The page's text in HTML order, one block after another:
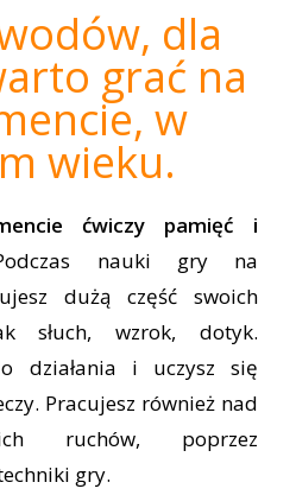
dla
grać na
w
wieku.
ćwiczy pamięć i
nauki gry na
dużą część swoich
słuch, wzrok, dotyk.
działania i uczysz się
Pracujesz również nad
ruchów, poprzez
gry.